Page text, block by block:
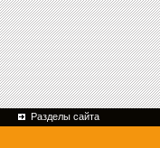
Разделы сайта